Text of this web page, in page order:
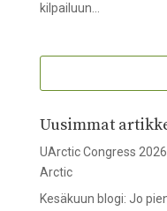
kilpailuun...
Uusimmat
UArctic Congress
Arctic
Kesäkuun blogi: Jo